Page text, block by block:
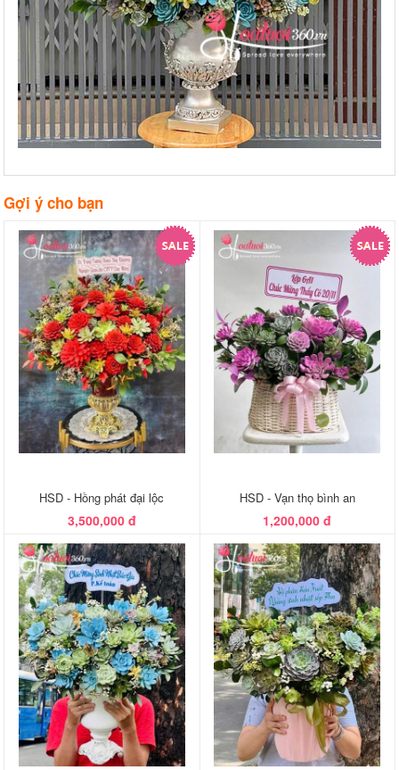
Gợi ý cho bạn
HSD - Hồng phát đại lộc
3,500,000 đ
HSD - Vạn thọ bình an
1,200,000 đ